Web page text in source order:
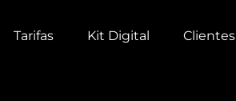
Tarifas Kit Digital Clientes